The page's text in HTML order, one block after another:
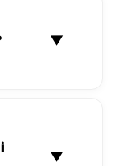
▼
▼